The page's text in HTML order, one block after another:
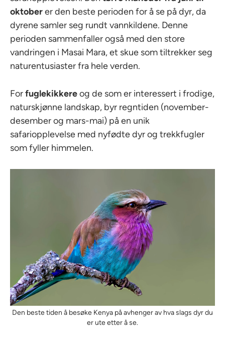
oktoberer den beste perioden for å se på dyr, da
dyrene samler seg rundt vannkildene. Denne
perioden sammenfaller også med den store
vandringen i Masai Mara, et skue som tiltrekker seg
naturentusiaster fra hele verden.
Forfuglekikkereog de som er interessert i frodige,
naturskjønne landskap, byr regntiden (november-
desember og mars-mai) på en unik
safariopplevelse med nyfødte dyr og trekkfugler
som fyller himmelen.
Den beste tiden å besøke Kenya på avhenger av hva slags dyr du
er ute etter å se.